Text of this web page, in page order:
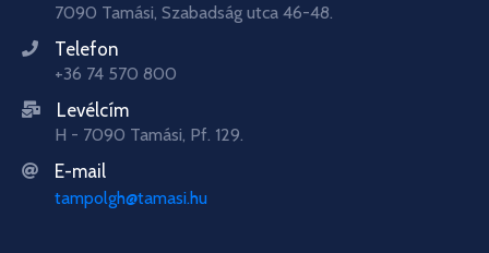
7090 Tamási, Szabadság utca 46-48.
Telefon
+36 74 570 800
Levélcím
H - 7090 Tamási, Pf. 129.
E-mail
tampolgh@tamasi.hu